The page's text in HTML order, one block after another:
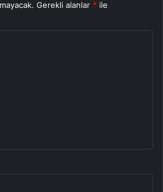
Gerekli alanlar * ile